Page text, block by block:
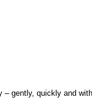
gently, quickly and